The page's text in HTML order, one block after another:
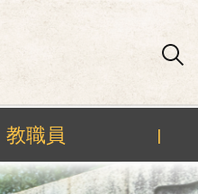
教職員 |